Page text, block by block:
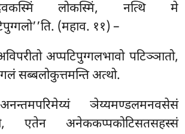
लोकस्मिं, नत्थि मे
(महाव. ११) –
अप्पटिपुग्गलभावो पटिञ्ञातो,
सब्बलोकुत्तमन्ति अत्थो.
ञेय्यमण्डलमनवसेसं
एतेन अनेककप्पकोटिसतसहस्सं